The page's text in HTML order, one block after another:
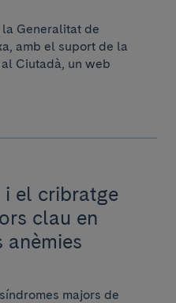
Generalitat de
amb el suport de la
Ciutadà, un web
i el cribratge
clau en
majors de